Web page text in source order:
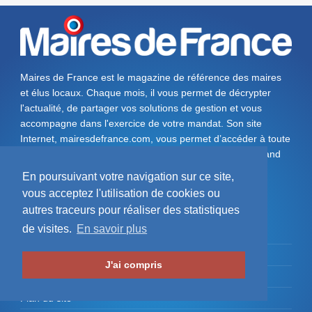
En poursuivant votre navigation sur ce site,
vous acceptez l'utilisation de cookies ou
autres traceurs pour réaliser des statistiques
de visites. En savoir plus
J'ai compris
Maires de France est le magazine de référence des maires
et élus locaux. Chaque mois, il vous permet de décrypter
l'actualité, de partager vos solutions de gestion et vous
accompagne dans l'exercice de votre mandat. Son site
Internet, mairesdefrance.com, vous permet d’accéder à toute
l'information dont vous avez besoin, où vous voulez, quand
tablette, smartphone, ...).
Qui sommes-nous ?
Nos abonnements
Protection des données